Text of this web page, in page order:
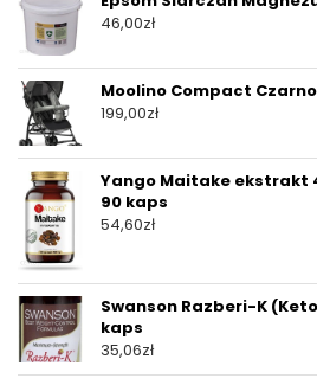
46,00zł
Moolino Compact
199,00zł
Yango Maitake ekstrakt
90 kaps
54,60zł
Swanson Razberi-K
kaps
35,06zł